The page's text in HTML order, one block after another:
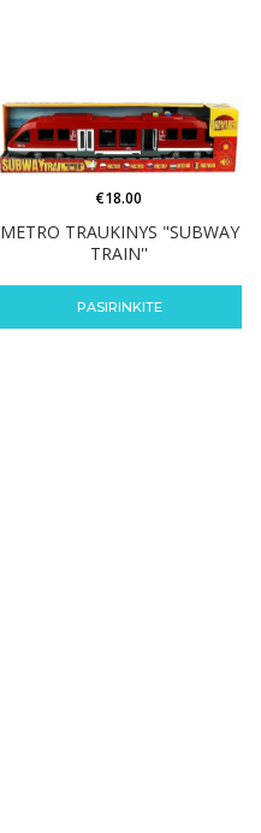
METRO TRAUKINYS "SUBWAY
TRAIN''
€18.00
PASIRINKITE